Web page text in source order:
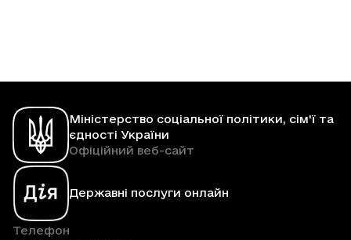
Міністерство соціальної політики, сім'ї та
єдності України
Офіційний веб-сайт
Державні послуги онлайн
Телефон